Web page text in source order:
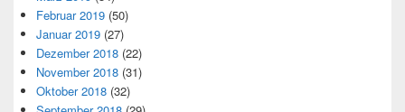
Februar 2019 (50)
Januar 2019 (27)
Dezember 2018 (22)
November 2018 (31)
Oktober 2018 (32)